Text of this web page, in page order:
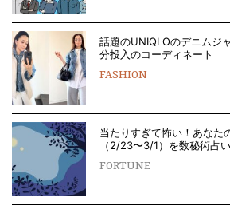
話題のUNIQLOのデニムジ
分投入のコーディネート
FASHION
当たりすぎて怖い！あなた
（2/23〜3/1）を数秘術占
FORTUNE